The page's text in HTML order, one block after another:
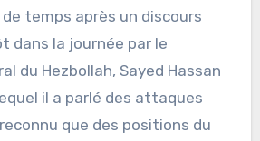
temps après un discours
dans la journée par le
du Hezbollah, Sayed Hassan
il a parlé des attaques
que des positions du